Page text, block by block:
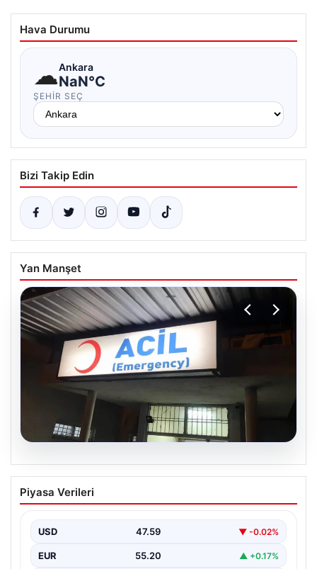
Hava Durumu
☁Ankara
NaN°C
ŞEHIR SEÇ
Bizi Takip Edin
Yan Manşet
05.08.2026
Dereye düştü: 3 yaşındaki Eslem,
hayatını kaybetti
Piyasa Verileri
USD 47.59 ▼ -0.02%
EUR 55.20 ▲ +0.17%